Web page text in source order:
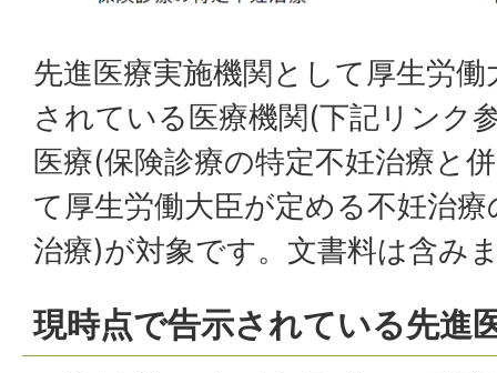
先進医療実施機関として厚生労
されている医療機関(下記リンク
医療(保険診療の特定不妊治療と
て厚生労働大臣が定める不妊治
治療)が対象です。文書料は含み
現時点で告示されている先進